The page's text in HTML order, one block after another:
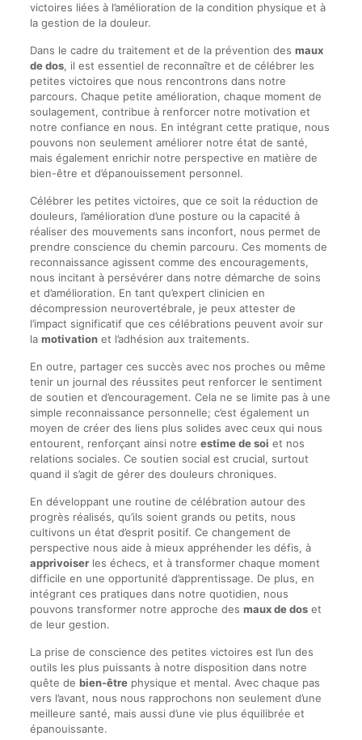
victoires liées à l’amélioration de la condition physique et à
la gestion de la douleur.
Dans le cadre du traitement et de la prévention des maux
de dos, il est essentiel de reconnaître et de célébrer les
petites victoires que nous rencontrons dans notre
parcours. Chaque petite amélioration, chaque moment de
soulagement, contribue à renforcer notre motivation et
notre confiance en nous. En intégrant cette pratique, nous
pouvons non seulement améliorer notre état de santé,
mais également enrichir notre perspective en matière de
bien-être et d’épanouissement personnel.
Célébrer les petites victoires, que ce soit la réduction de
douleurs, l’amélioration d’une posture ou la capacité à
réaliser des mouvements sans inconfort, nous permet de
prendre conscience du chemin parcouru. Ces moments de
reconnaissance agissent comme des encouragements,
nous incitant à persévérer dans notre démarche de soins
et d’amélioration. En tant qu’expert clinicien en
décompression neurovertébrale, je peux attester de
l’impact significatif que ces célébrations peuvent avoir sur
la motivationet l’adhésion aux traitements.
En outre, partager ces succès avec nos proches ou même
tenir un journal des réussites peut renforcer le sentiment
de soutien et d’encouragement. Cela ne se limite pas à une
simple reconnaissance personnelle; c’est également un
moyen de créer des liens plus solides avec ceux qui nous
entourent, renforçant ainsi notre estime de soi et nos
relations sociales. Ce soutien social est crucial, surtout
quand il s’agit de gérer des douleurs chroniques.
En développant une routine de célébration autour des
progrès réalisés, qu’ils soient grands ou petits, nous
cultivons un état d’esprit positif. Ce changement de
perspective nous aide à mieux appréhender les défis, à
apprivoiserles échecs, et à transformer chaque moment
difficile en une opportunité d’apprentissage. De plus, en
intégrant ces pratiques dans notre quotidien, nous
pouvons transformer notre approche des maux de doset
de leur gestion.
La prise de conscience des petites victoires est l’un des
outils les plus puissants à notre disposition dans notre
quête de bien-êtrephysique et mental. Avec chaque pas
vers l’avant, nous nous rapprochons non seulement d’une
meilleure santé, mais aussi d’une vie plus équilibrée et
épanouissante.